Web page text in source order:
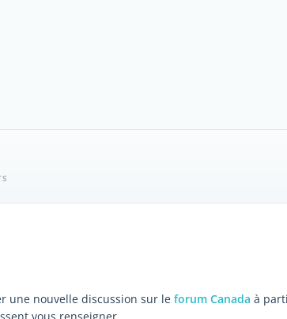
une nouvelle discussion sur le forum Canada à